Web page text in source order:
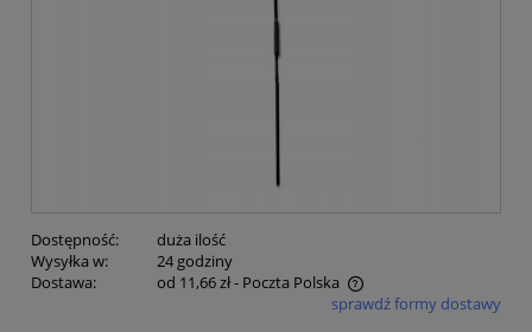
Dostępność:
duża ilość
Wysyłka w:
24 godziny
Dostawa:
od 11,66 zł- Poczta Polska
Cena nie zawiera ewentualnych kosztów płatnościsprawdź formy dostawy